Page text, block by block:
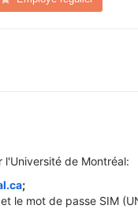
de Montréal:
;
le mot de passe SIM